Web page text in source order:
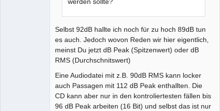
Selbst 92dB hallte ich noch für zu hoch 89dB tun
es auch. Jedoch wovon Reden wir hier eigentlich,
meinst Du jetzt dB Peak (Spitzenwert) oder dB
RMS (Durchschnitswert)
Eine Audiodatei mit z.B. 90dB RMS kann locker
auch Passagen mit 112 dB Peak enthallten. Die
CD kann aber nur in den kontroliertesten fällen bis
96 dB Peak arbeiten (16 Bit) und selbst das ist nur